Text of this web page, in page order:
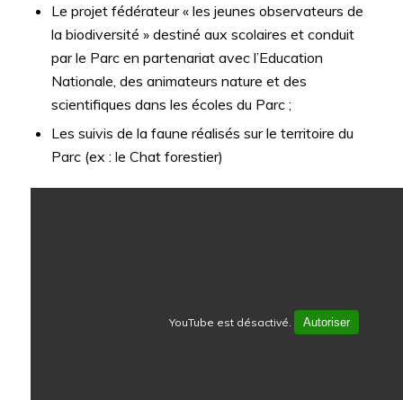
Le projet fédérateur « les jeunes observateurs de
la biodiversité » destiné aux scolaires et conduit
par le Parc en partenariat avec l’Education
Nationale, des animateurs nature et des
scientifiques dans les écoles du Parc ;
Les suivis de la faune réalisés sur le territoire du
Parc (ex : le Chat forestier)
YouTube est désactivé. Autoriser